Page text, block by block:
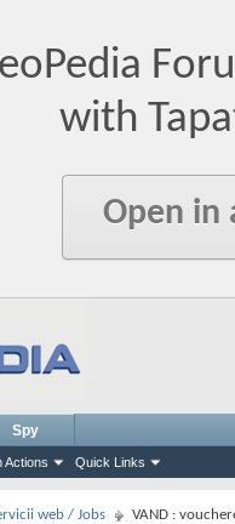
with
Open in
Actions Quick Links
Spy
web / Jobs VAND :